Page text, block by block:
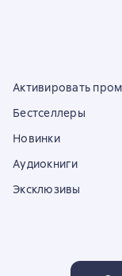
Активировать
Бестселлеры
Новинки
Аудиокниги
Эксклюзивы